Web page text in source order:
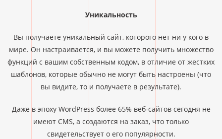
Уникальность
Вы получаете уникальный сайт, которого нет ни у кого в
мире. Он настраивается, и вы можете получить множество
функций с вашим собственным кодом, в отличие от жестких
шаблонов, которые обычно не могут быть настроены (что
вы видите, то и получаете в результате).
Даже в эпоху WordPress более 65% веб-сайтов сегодня не
имеют CMS, а создаются на заказ, что только
свидетельствует о его популярности.